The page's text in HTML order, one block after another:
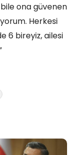
ona güvenen
Herkesi
6 bireyiz, ailesi